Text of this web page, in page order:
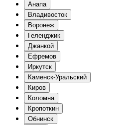
Анапа
Владивосток
Воронеж
Геленджик
Джанкой
Ефремов
Иркутск
Каменск-Уральский
Киров
Коломна
Кропоткин
Обнинск